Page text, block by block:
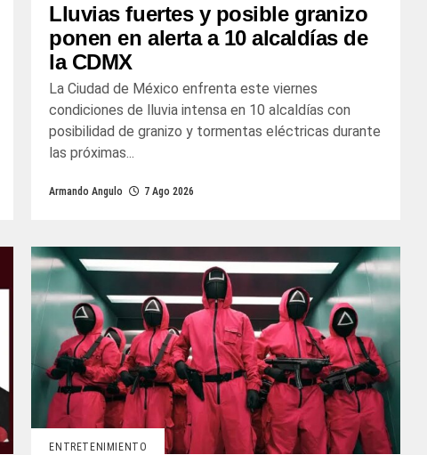
Lluvias fuertes y posible granizo
ponen en alerta a 10 alcaldías de
la CDMX
La Ciudad de México enfrenta este viernes
condiciones de lluvia intensa en 10 alcaldías con
posibilidad de granizo y tormentas eléctricas durante
las próximas...
Armando Angulo 7 Ago 2026
ENTRETENIMIENTO